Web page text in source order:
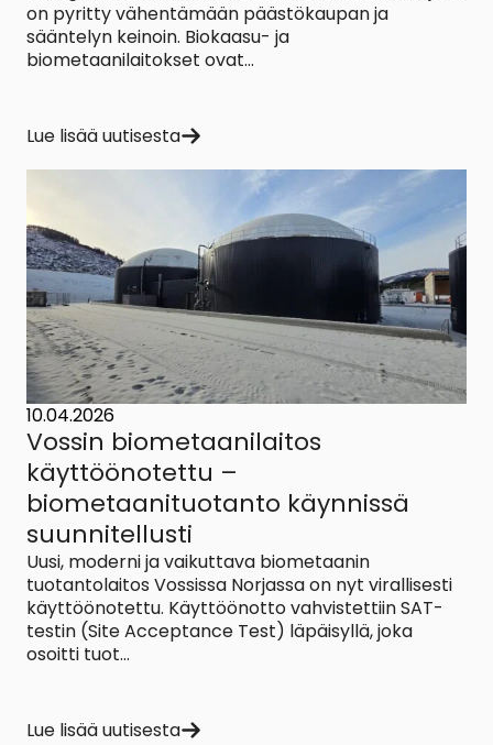
on pyritty vähentämään päästökaupan ja
sääntelyn keinoin. Biokaasu- ja
biometaanilaitokset ovat...
Lue lisää uutisesta
10.04.2026
Vossin biometaanilaitos
käyttöönotettu –
biometaanituotanto käynnissä
suunnitellusti
Uusi, moderni ja vaikuttava biometaanin
tuotantolaitos Vossissa Norjassa on nyt virallisesti
käyttöönotettu. Käyttöönotto vahvistettiin SAT-
testin (Site Acceptance Test) läpäisyllä, joka
osoitti tuot...
Lue lisää uutisesta